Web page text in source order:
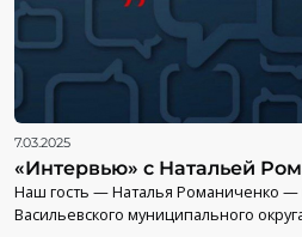
7.03.2025
«Интервью» с Натальей
Наш гость — Наталья Романиченко —
Васильевского муниципального